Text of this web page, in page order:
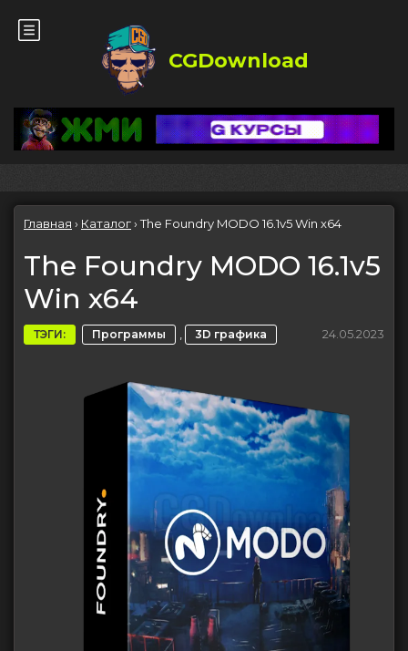
CGDownload
Главная › Каталог›The Foundry MODO 16.1v5 Win x64
The Foundry MODO 16.1v5
Win x64
ТЭГИ: Программы , 3D графика 24.05.2023